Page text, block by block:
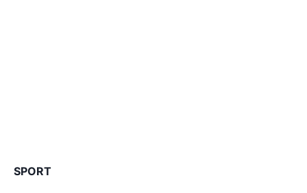
SPORT